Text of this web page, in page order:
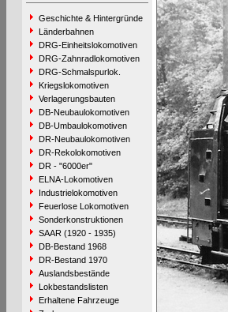
Geschichte & Hintergründe
Länderbahnen
DRG-Einheitslokomotiven
DRG-Zahnradlokomotiven
DRG-Schmalspurlok.
Kriegslokomotiven
Verlagerungsbauten
DB-Neubaulokomotiven
DB-Umbaulokomotiven
DR-Neubaulokomotiven
DR-Rekolokomotiven
DR - "6000er"
ELNA-Lokomotiven
Industrielokomotiven
Feuerlose Lokomotiven
Sonderkonstruktionen
SAAR (1920 - 1935)
DB-Bestand 1968
DR-Bestand 1970
Auslandsbestände
Lokbestandslisten
Erhaltene Fahrzeuge